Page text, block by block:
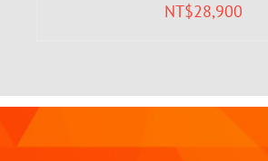
NT$28,900